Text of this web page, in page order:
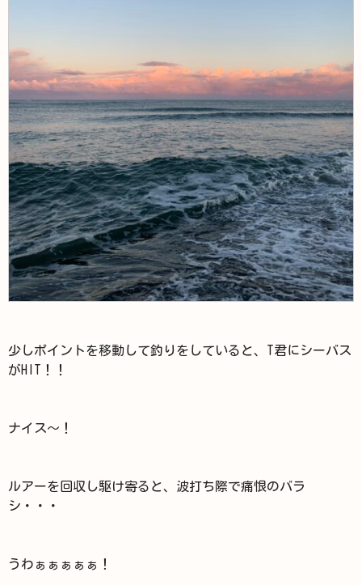
少しポイントを移動して釣りをしていると、T君にシーバス
がHIT！！
ナイス～！
ルアーを回収し駆け寄ると、波打ち際で痛恨のバラ
シ・・・
うわぁぁぁぁぁ！